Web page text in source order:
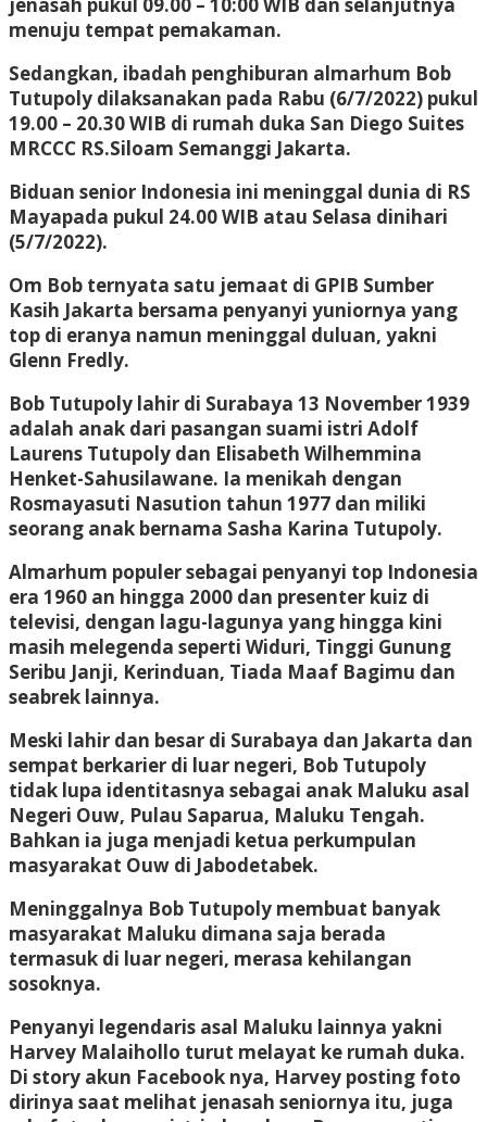
menuju tempat pemakaman.
Sedangkan, ibadah penghiburan almarhum Bob
Tutupoly dilaksanakan pada Rabu (6/7/2022) pukul
19.00 – 20.30 WIB di rumah duka San Diego Suites
MRCCC RS.Siloam Semanggi Jakarta.
Biduan senior Indonesia ini meninggal dunia di RS
Mayapada pukul 24.00 WIB atau Selasa dinihari
(5/7/2022).
Om Bob ternyata satu jemaat di GPIB Sumber
Kasih Jakarta bersama penyanyi yuniornya yang
top di eranya namun meninggal duluan, yakni
Glenn Fredly.
Bob Tutupoly lahir di Surabaya 13 November 1939
adalah anak dari pasangan suami istri Adolf
Laurens Tutupoly dan Elisabeth Wilhemmina
Henket-Sahusilawane. Ia menikah dengan
Rosmayasuti Nasution tahun 1977 dan miliki
seorang anak bernama Sasha Karina Tutupoly.
Almarhum populer sebagai penyanyi top Indonesia
era 1960 an hingga 2000 dan presenter kuiz di
televisi, dengan lagu-lagunya yang hingga kini
masih melegenda seperti Widuri, Tinggi Gunung
Seribu Janji, Kerinduan, Tiada Maaf Bagimu dan
seabrek lainnya.
Meski lahir dan besar di Surabaya dan Jakarta dan
sempat berkarier di luar negeri, Bob Tutupoly
tidak lupa identitasnya sebagai anak Maluku asal
Negeri Ouw, Pulau Saparua, Maluku Tengah.
Bahkan ia juga menjadi ketua perkumpulan
masyarakat Ouw di Jabodetabek.
Meninggalnya Bob Tutupoly membuat banyak
masyarakat Maluku dimana saja berada
termasuk di luar negeri, merasa kehilangan
sosoknya.
Penyanyi legendaris asal Maluku lainnya yakni
Harvey Malaihollo turut melayat ke rumah duka.
Di story akun Facebook nya, Harvey posting foto
dirinya saat melihat jenasah seniornya itu, juga